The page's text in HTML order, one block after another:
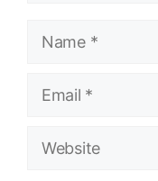
Name
Email
Website